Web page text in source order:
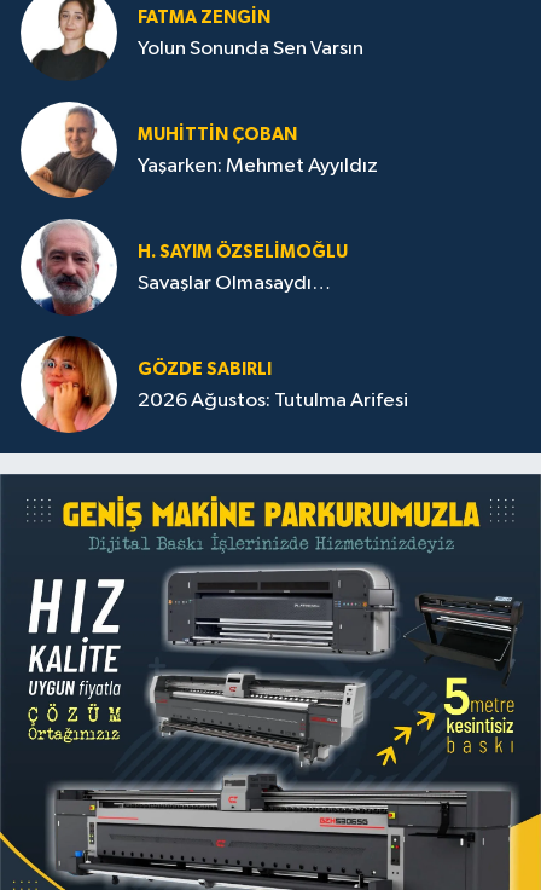
FATMA ZENGIN
Yolun Sonunda Sen Varsın
MUHITTIN ÇOBAN
Yaşarken: Mehmet Ayyıldız
H. SAYIM ÖZSELİMOĞLU
Savaşlar Olmasaydı…
GÖZDE SABIRLI
2026 Ağustos: Tutulma Arifesi